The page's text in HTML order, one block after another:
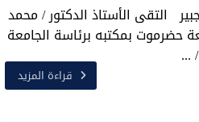
التقى الأستاذ الدكتور / محمد
بمكتبه برئاسة الجامعة
...
قراءة المزيد